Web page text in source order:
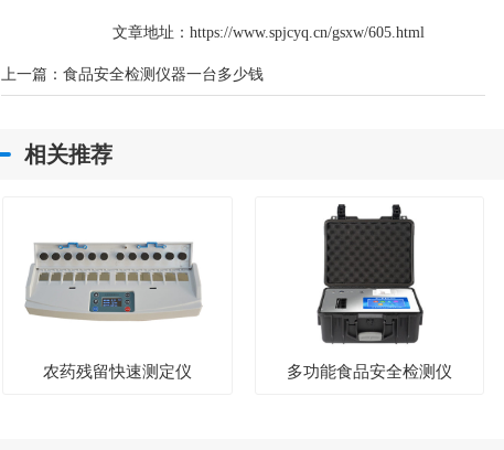
文章地址： https://www.spjcyq.cn/gsxw/605.html
上一篇：食品安全检测仪器一台多少钱
相关推荐
农药残留快速测定仪 多功能食品安全检测仪